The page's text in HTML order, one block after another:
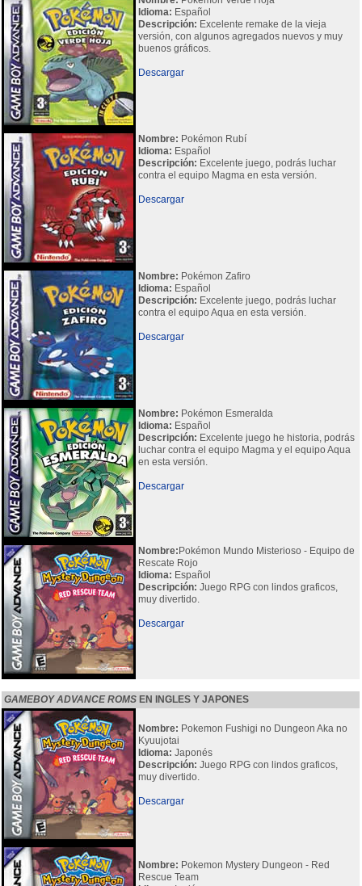
Idioma: Español
Descripción: Excelente remake de la vieja
versión, con algunos agregados nuevos y muy
buenos gráficos.
Descargar
Nombre: Pokémon Rubí
Idioma: Español
Descripción: Excelente juego, podrás luchar
contra el equipo Magma en esta versión.
Descargar
Nombre: Pokémon Zafiro
Idioma: Español
Descripción: Excelente juego, podrás luchar
contra el equipo Aqua en esta versión.
Descargar
Nombre: Pokémon Esmeralda
Idioma: Español
Descripción: Excelente juego he historia, podrás
luchar contra el equipo Magma y el equipo Aqua
en esta versión.
Descargar
Nombre: Pokémon Mundo Misterioso - Equipo de
Rescate Rojo
Idioma: Español
Descripción: Juego RPG con lindos graficos,
muy divertido.
Descargar
GAMEBOY ADVANCE ROMS EN INGLES Y JAPONES
Nombre: Pokemon Fushigi no Dungeon Aka no
Kyuujotai
Idioma: Japonés
Descripción: Juego RPG con lindos graficos,
muy divertido.
Descargar
Nombre: Pokemon Mystery Dungeon - Red
Rescue Team